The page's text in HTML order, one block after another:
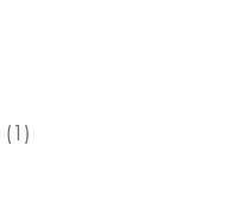
(1)